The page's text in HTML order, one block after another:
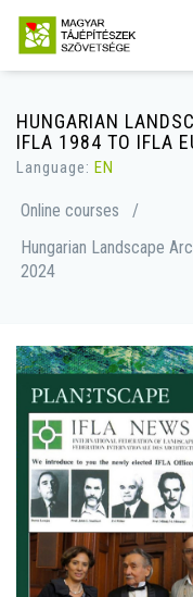
HUNGARIAN
IFLA 1984 TO IFLA
Language: EN
Online courses
/
Hungarian Landscape
2024